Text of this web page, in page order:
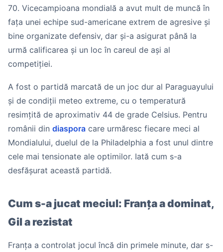
70. Vicecampioana mondială a avut mult de muncă în
fața unei echipe sud-americane extrem de agresive și
bine organizate defensiv, dar și-a asigurat până la
urmă calificarea și un loc în careul de ași al
competiției.
A fost o partidă marcată de un joc dur al Paraguayului
și de condiții meteo extreme, cu o temperatură
resimțită de aproximativ 44 de grade Celsius. Pentru
românii din diaspora care urmăresc fiecare meci al
Mondialului, duelul de la Philadelphia a fost unul dintre
cele mai tensionate ale optimilor. Iată cum s-a
desfășurat această partidă.
Cum s-a jucat meciul: Franța a dominat,
Gil a rezistat
Franța a controlat jocul încă din primele minute, dar s-